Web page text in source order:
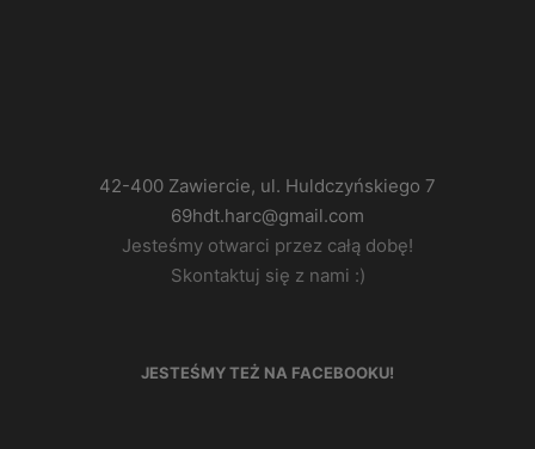
42-400 Zawiercie, ul. Huldczyńskiego 7
69hdt.harc@gmail.com
Jesteśmy otwarci przez całą dobę!
Skontaktuj się z nami :)
JESTEŚMY TEŻ NA FACEBOOKU!